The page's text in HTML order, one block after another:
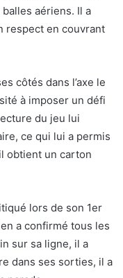
aériens. Il a
respect en couvrant
côtés dans l’axe le
à imposer un défi
du jeu lui
ce qui lui a permis
obtient un carton
lors de son 1er
a confirmé tous les
sur sa ligne, il a
dans ses sorties, il a